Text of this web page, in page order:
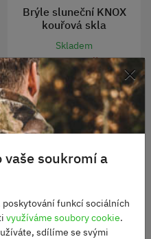
Brýle sluneční KNOX
kouřová skla
Skladem
1980 Kč
DO KOŠÍKU
×
soukromí a
poskytování funkcí sociálních
využíváme soubory cookie.
sdílíme se svými